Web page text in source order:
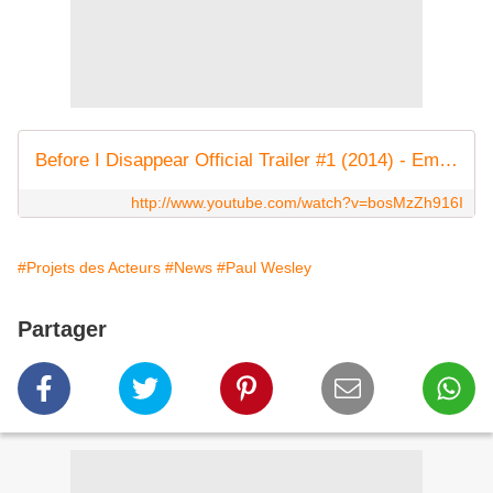
Before I Disappear Official Trailer #1 (2014) - Emmy Rossum, Paul Wesley Movie HD
http://www.youtube.com/watch?v=bosMzZh916I
#Projets des Acteurs #News #Paul Wesley
Partager